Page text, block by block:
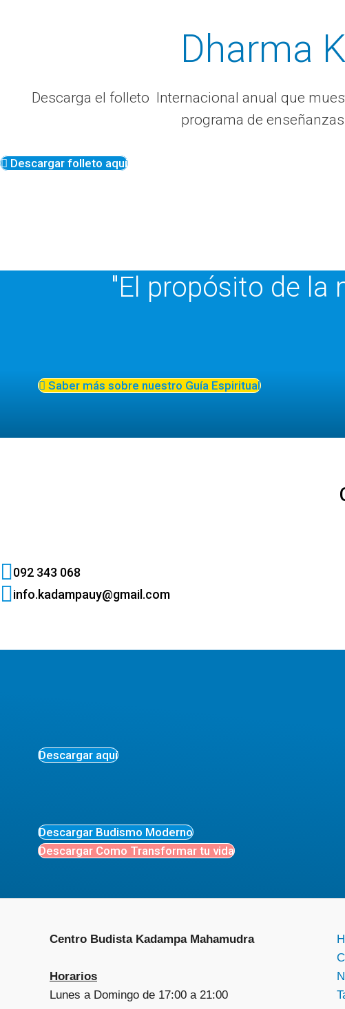
Dharma
Descarga el folleto Internacional anual que
programa de
Descargar folleto aquí
"El propósito de la
Saber más sobre nuestro Guía Espiritual
092 343 068
info.kadampauy@gmail.com
Descargar aquí
Descargar Budismo Moderno
Descargar Como Transformar tu vida
Centro Budista Kadampa Mahamudra
Horarios
Lunes a Domingo de 17:00 a 21:00